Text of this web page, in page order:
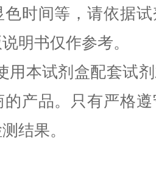
色时间等，请依据
明书仅作参考。
用本试剂盒配套试
产品。只有严格
结果。